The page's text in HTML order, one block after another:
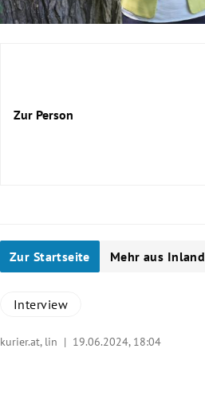
Zur Person
Zur Startseite Mehr aus Inland
Interview
kurier.at, lin | 19.06.2024, 18:04